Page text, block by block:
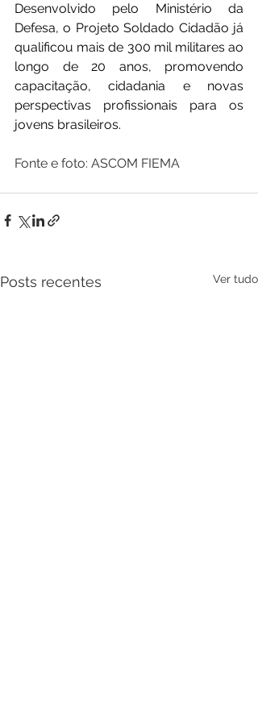
Desenvolvido pelo Ministério da
Defesa, o Projeto Soldado Cidadão já
qualificou mais de 300 mil militares ao
longo de 20 anos, promovendo
capacitação, cidadania e novas
perspectivas profissionais para os
jovens brasileiros.
Fonte e foto: ASCOM FIEMA
Posts recentes Ver tudo